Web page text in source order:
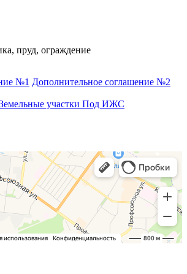
пруд, ограждение
№1 Дополнительное соглашение №2
участки Под ИЖС